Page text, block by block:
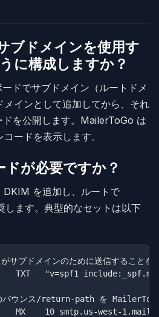
ブドメインを使用す
に構成しますか？
ドでサブドメイン（ルートドメ
メインとして追加してから、それ
を公開します。MailerToGo は
ードを表示します。
ドが必要ですか？
を追加し、ルートで
します。典型的なセットは以下
ブドメインのために送信することを
TXT   "v=spf1
バウンス/return-path を MailerToGo
MX    10 smtp.us-west-